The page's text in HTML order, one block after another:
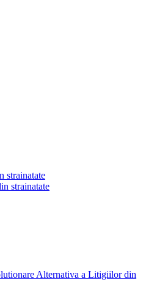
strainatate
strainatate
Alternativa a Litigiilor din